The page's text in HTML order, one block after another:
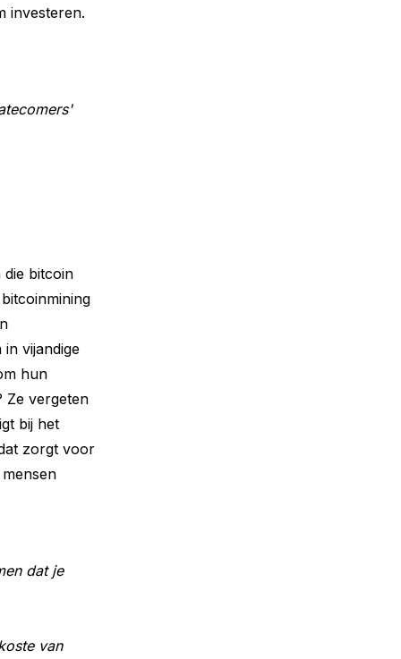
investeren.
die bitcoin
vijandige
hun
Ze vergeten
bij het
zorgt voor
dat je
van